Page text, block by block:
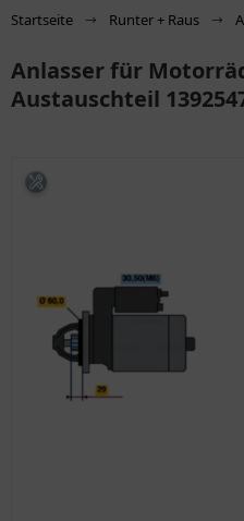
Startseite Runter + Raus
Anlasser für
Austauschteil